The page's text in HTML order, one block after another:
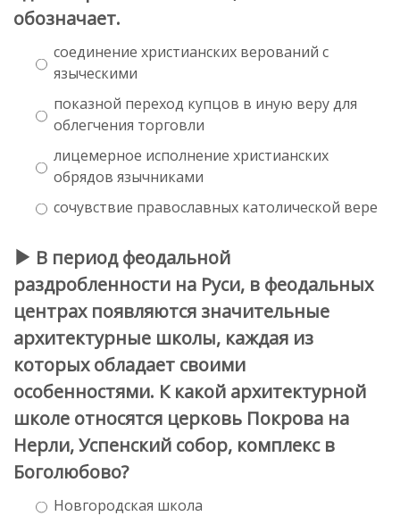
обозначает.
соединение христианских верований с
языческими
показной переход купцов в иную веру для
облегчения торговли
лицемерное исполнение христианских
обрядов язычниками
сочувствие православных католической вере
В период феодальной
раздробленности на Руси, в феодальных
центрах появляются значительные
архитектурные школы, каждая из
которых обладает своими
особенностями. К какой архитектурной
школе относятся церковь Покрова на
Нерли, Успенский собор, комплекс в
Боголюбово?
Новгородская школа